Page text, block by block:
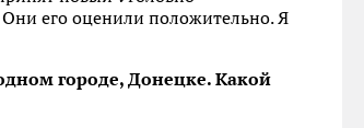
Они его оценили положительно. Я
городе, Донецке. Какой